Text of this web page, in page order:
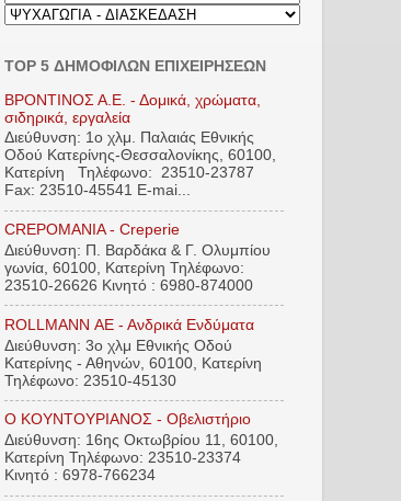
TOP 5 ΔΗΜΟΦΙΛΩΝ ΕΠΙΧΕΙΡΗΣΕΩΝ
ΒΡΟΝΤΙΝΟΣ Α.Ε. - Δομικά, χρώματα,
σιδηρικά, εργαλεία
Διεύθυνση: 1ο χλμ. Παλαιάς Εθνικής
Οδού Κατερίνης-Θεσσαλονίκης, 60100,
Κατερίνη Τηλέφωνο: 23510-23787
Fax: 23510-45541 E-mai...
CREPOMANIA - Creperie
Διεύθυνση: Π. Βαρδάκα & Γ. Ολυμπίου
γωνία, 60100, Κατερίνη Τηλέφωνο:
23510-26626 Κινητό : 6980-874000
ROLLMANN ΑΕ - Ανδρικά Ενδύματα
Διεύθυνση: 3ο χλμ Εθνικής Οδού
Κατερίνης - Αθηνών, 60100, Κατερίνη
Τηλέφωνο: 23510-45130
Ο ΚΟΥΝΤΟΥΡΙΑΝΟΣ - Οβελιστήριο
Διεύθυνση: 16ης Οκτωβρίου 11, 60100,
Κατερίνη Τηλέφωνο: 23510-23374
Κινητό : 6978-766234